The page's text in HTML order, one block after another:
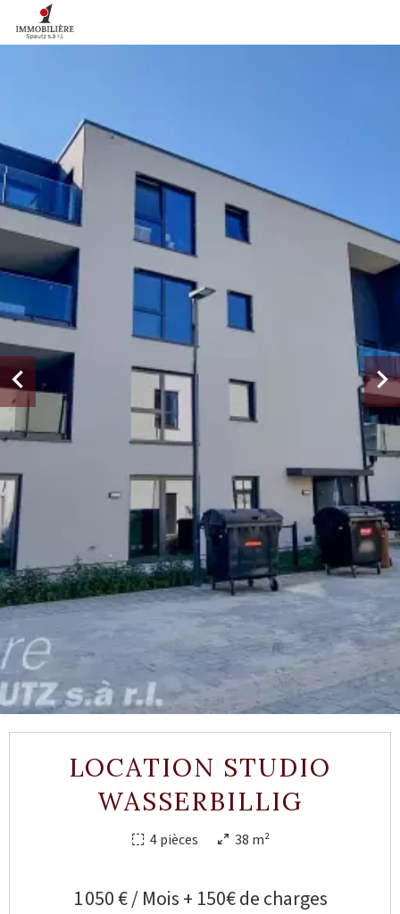
LOCATION STUDIO
WASSERBILLIG
4 pièces 38 m²
1 050 € / Mois + 150€ de charges